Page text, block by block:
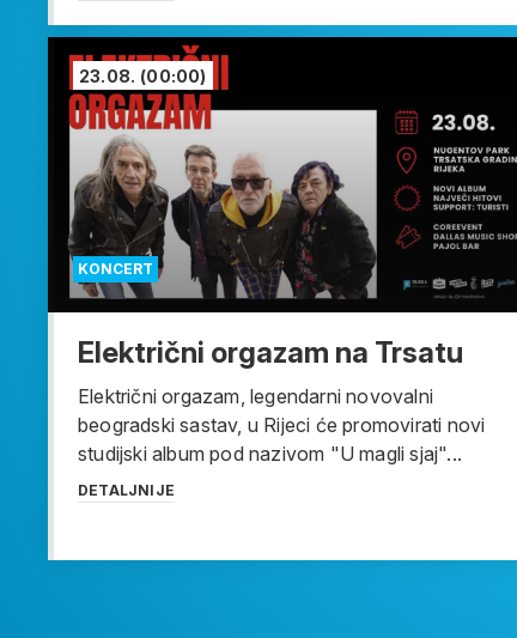
KONCERT
23.08. (00:00)
Električni orgazam na Trsatu
Električni orgazam, legendarni novovalni
beogradski sastav, u Rijeci će promovirati novi
studijski album pod nazivom "U magli sjaj"...
DETALJNIJE